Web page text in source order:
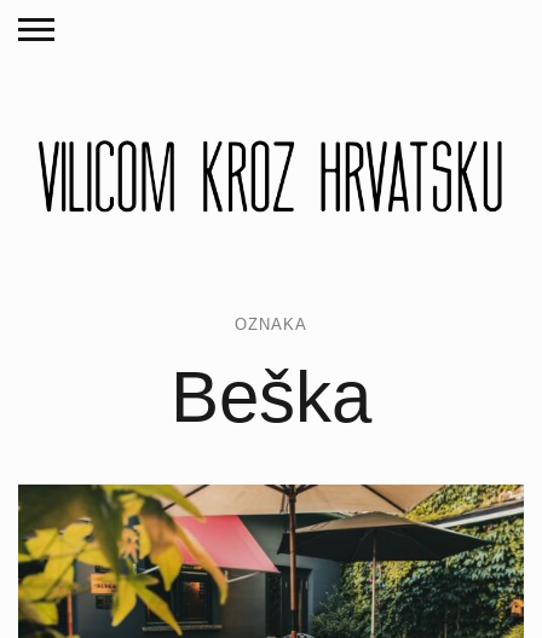
OZNAKA
Beška